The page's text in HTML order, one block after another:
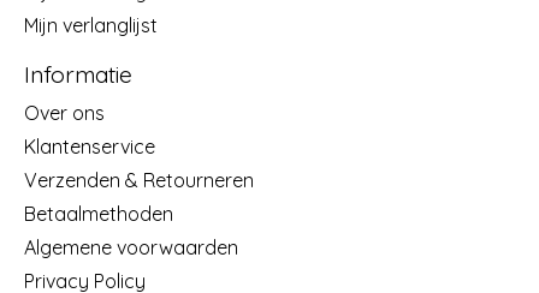
Mijn verlanglijst
Informatie
Over ons
Klantenservice
Verzenden & Retourneren
Betaalmethoden
Algemene voorwaarden
Privacy Policy